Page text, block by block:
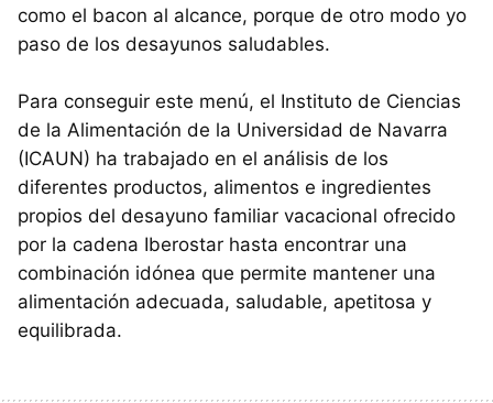
como el bacon al alcance, porque de otro modo yo
paso de los desayunos saludables.
Para conseguir este menú, el Instituto de Ciencias
de la Alimentación de la Universidad de Navarra
(ICAUN) ha trabajado en el análisis de los
diferentes productos, alimentos e ingredientes
propios del desayuno familiar vacacional ofrecido
por la cadena Iberostar hasta encontrar una
combinación idónea que permite mantener una
alimentación adecuada, saludable, apetitosa y
equilibrada.